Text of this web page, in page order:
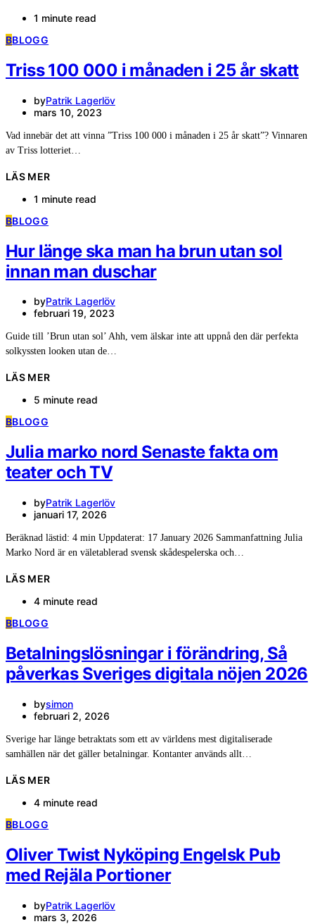
1 minute read
BBLOGG
Triss 100 000 i månaden i 25 år skatt
byPatrik Lagerlöv
mars 10, 2023
Vad innebär det att vinna ”Triss 100 000 i månaden i 25 år skatt”? Vinnaren
av Triss lotteriet…
LÄS MER
1 minute read
BBLOGG
Hur länge ska man ha brun utan sol
innan man duschar
byPatrik Lagerlöv
februari 19, 2023
Guide till ’Brun utan sol’ Ahh, vem älskar inte att uppnå den där perfekta
solkyssten looken utan de…
LÄS MER
5 minute read
BBLOGG
Julia marko nord Senaste fakta om
teater och TV
byPatrik Lagerlöv
januari 17, 2026
Beräknad lästid: 4 min Uppdaterat: 17 January 2026 Sammanfattning Julia
Marko Nord är en väletablerad svensk skådespelerska och…
LÄS MER
4 minute read
BBLOGG
Betalningslösningar i förändring, Så
påverkas Sveriges digitala nöjen 2026
bysimon
februari 2, 2026
Sverige har länge betraktats som ett av världens mest digitaliserade
samhällen när det gäller betalningar. Kontanter används allt…
LÄS MER
4 minute read
BBLOGG
Oliver Twist Nyköping Engelsk Pub
med Rejäla Portioner
byPatrik Lagerlöv
mars 3, 2026